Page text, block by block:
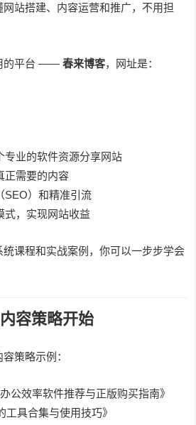
站搭建、内容运营和推广，不用担
的平台 ——春来博客，网址是：
专业的软件资源分享网站
正需要的内容
SEO）和精准引流
式，实现网站收益
课程和实战案例，你可以一步步学会
容策略开始
策略示例：
公效率软件推荐与正版购买指南》
具合集与使用技巧》